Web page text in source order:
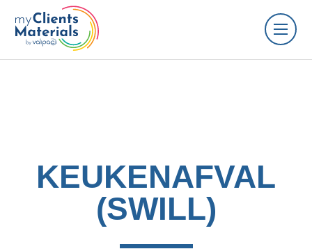
KEUKENAFVAL
(SWILL)